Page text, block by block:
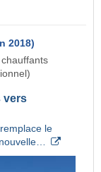
2018)
vers
le